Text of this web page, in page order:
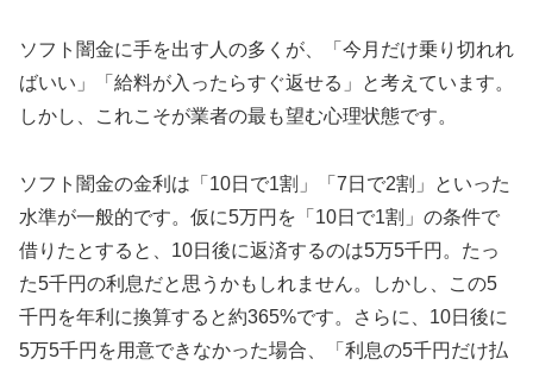
ソフト闇金に手を出す人の多くが、「今月だけ乗り切れれ
ばいい」「給料が入ったらすぐ返せる」と考えています。
しかし、これこそが業者の最も望む心理状態です。
ソフト闇金の金利は「10日で1割」「7日で2割」といった
水準が一般的です。仮に5万円を「10日で1割」の条件で
借りたとすると、10日後に返済するのは5万5千円。たっ
た5千円の利息だと思うかもしれません。しかし、この5
千円を年利に換算すると約365%です。さらに、10日後に
5万5千円を用意できなかった場合、「利息の5千円だけ払